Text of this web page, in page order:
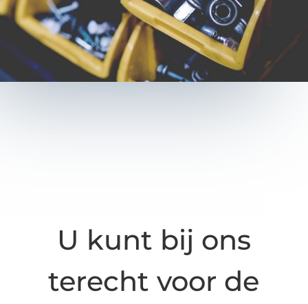
U kunt bij ons
terecht voor de